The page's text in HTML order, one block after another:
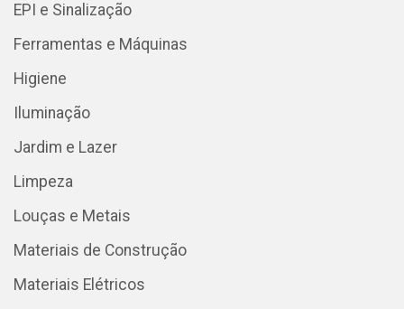
EPI e Sinalização
Ferramentas e Máquinas
Higiene
Iluminação
Jardim e Lazer
Limpeza
Louças e Metais
Materiais de Construção
Materiais Elétricos